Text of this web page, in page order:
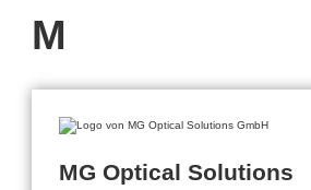
M
MG Optical Solutions